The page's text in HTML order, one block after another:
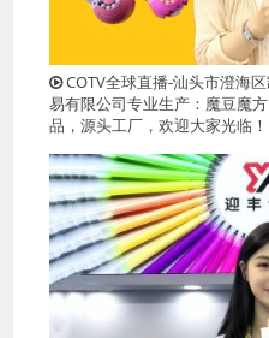
COTV全球直播-汕头市澄海
易有限公司专业生产：魔豆魔
品，源头工厂，欢迎大家光临！